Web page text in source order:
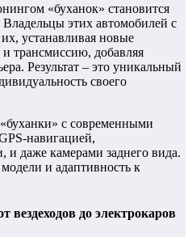
«буханок» становится
этих автомобилей с
устанавливая новые
трансмиссию, добавляя
Результат – это уникальный
своего
с современными
навигацией,
даже камерами заднего вида.
и адаптивность к
до электрокаров